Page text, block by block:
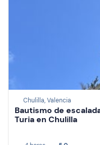
Chulilla, Valencia
Bautismo de
Turia en Chulilla